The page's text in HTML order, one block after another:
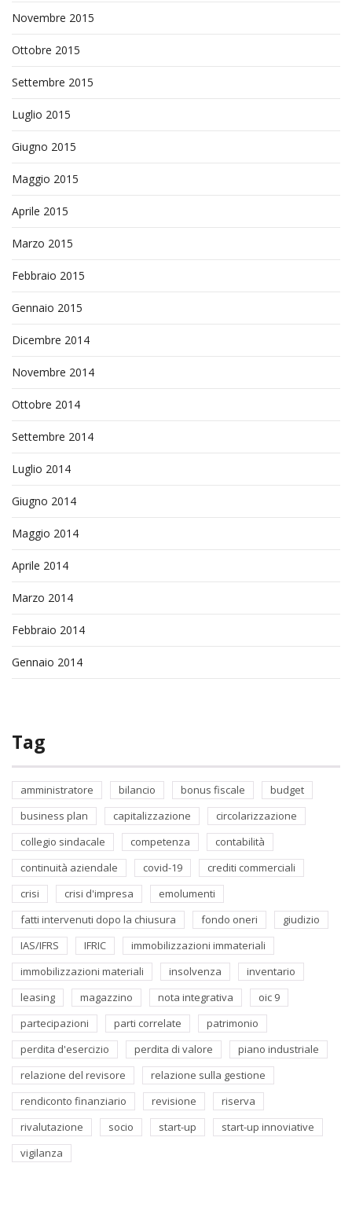
Novembre 2015
Ottobre 2015
Settembre 2015
Luglio 2015
Giugno 2015
Maggio 2015
Aprile 2015
Marzo 2015
Febbraio 2015
Gennaio 2015
Dicembre 2014
Novembre 2014
Ottobre 2014
Settembre 2014
Luglio 2014
Giugno 2014
Maggio 2014
Aprile 2014
Marzo 2014
Febbraio 2014
Gennaio 2014
Tag
amministratore bilancio bonus fiscale
budget
business plan
capitalizzazione
circolarizzazione
collegio sindacale
competenza
contabilità
continuità aziendale
covid-19
crediti commerciali
crisi
crisi d'impresa
emolumenti
fatti intervenuti dopo la chiusura
fondo oneri
giudizio
IAS/IFRS
IFRIC
immobilizzazioni immateriali
immobilizzazioni materiali
insolvenza
inventario
leasing
magazzino nota integrativa
oic 9
partecipazioni
parti correlate
patrimonio
perdita d'esercizio
perdita di valore
piano industriale
relazione del revisore
relazione sulla gestione
rendiconto finanziario
revisione
riserva
rivalutazione
socio start-up
start-up innoviative
vigilanza